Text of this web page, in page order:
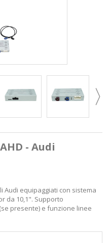
- Audi
Audi equipaggiati con sistema
da 10,1". Supporto
presente) e funzione linee